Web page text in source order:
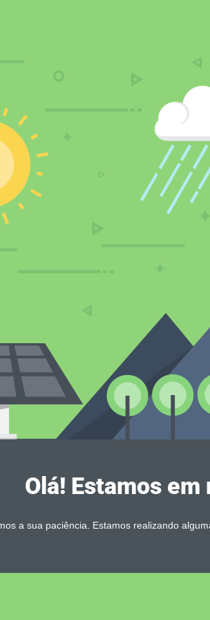
Olá! Estamos
a sua paciência. Estamos realizando